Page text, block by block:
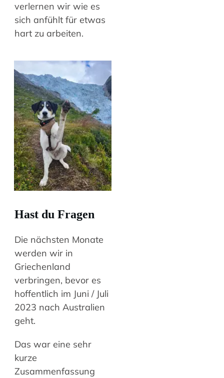
verlernen wir wie es
sich anfühlt für etwas
hart zu arbeiten.
Hast du Fragen
Die nächsten Monate
werden wir in
Griechenland
verbringen, bevor es
hoffentlich im Juni / Juli
2023 nach Australien
geht.
Das war eine sehr
kurze
Zusammenfassung